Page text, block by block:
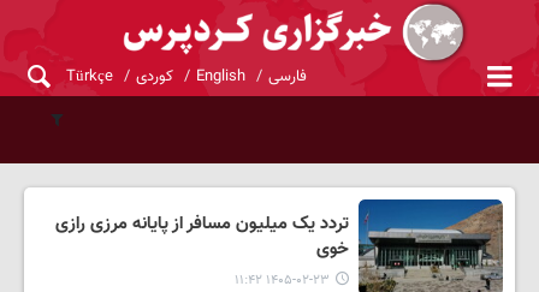
فارسی English کوردی Türkçe
تردد یک میلیون مسافر از پایانه مرزی رازی
خوی
۱۴۰۵-۰۲-۲۳ ۱۱:۴۲